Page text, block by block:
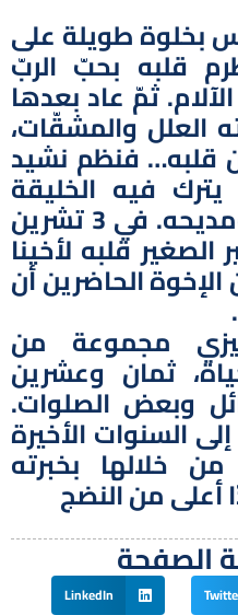
بخلوة طويلة على
قلبه بحبّ الربّ
ثمّ عاد بعدها
العلل والمشقّات،
قلبه… فنظم نشيد
فيه الخليقة
كلّها تشاركه صلاته ومديحه. في 3 تشرين
الفقير الصغير قلبه لأخينا
الحاضرين أن
مجموعة من
ثمان وعشرين
وبعض الصلوات.
السنوات الأخيرة
خلالها بخبرته
أعلى من النضج
الصفحة
LinkedIn